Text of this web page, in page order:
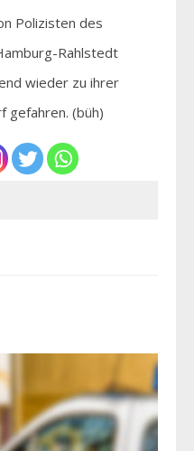
Polizisten des
Rahlstedt
wieder zu ihrer
gefahren. (büh)